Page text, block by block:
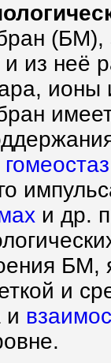
и из неё
ионы
гомеостаз
и др.
и
и